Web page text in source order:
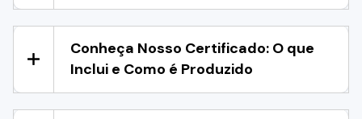
Conheça Nosso Certificado: O que
Inclui e Como é Produzido